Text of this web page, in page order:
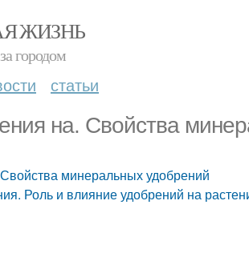
ЖИЗНЬ
городом
статьи
на. Свойства
минеральных удобрений
Роль и влияние удобрений на